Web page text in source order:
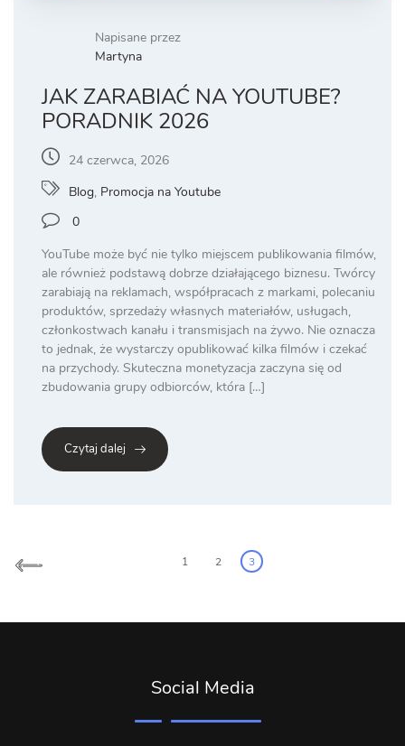
Napisane przez
Martyna
JAK ZARABIAĆ NA YOUTUBE?
PORADNIK 2026
24 czerwca, 2026
Blog, Promocja na Youtube
0
YouTube może być nie tylko miejscem publikowania filmów,
ale również podstawą dobrze działającego biznesu. Twórcy
zarabiają na reklamach, współpracach z markami, polecaniu
produktów, sprzedaży własnych materiałów, usługach,
członkostwach kanału i transmisjach na żywo. Nie oznacza
to jednak, że wystarczy opublikować kilka filmów i czekać
na przychody. Skuteczna monetyzacja zaczyna się od
zbudowania grupy odbiorców, która […]
Czytaj dalej
pagination
1 2 3
Social Media